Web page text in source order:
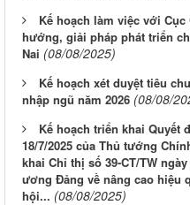
Kế hoạch làm việc với
hướng, giải pháp phát triển
Nai (08/08/2025)
Kế hoạch xét duyệt tiêu
nhập ngũ năm 2026 (08/08/
Kế hoạch triển khai Quyết
18/7/2025 của Thủ tướng
khai Chỉ thị số 39-CT/TW
ương Đảng về nâng cao hiệu
hội... (08/08/2025)
Từ ngày 03/8/2026 đến ngày